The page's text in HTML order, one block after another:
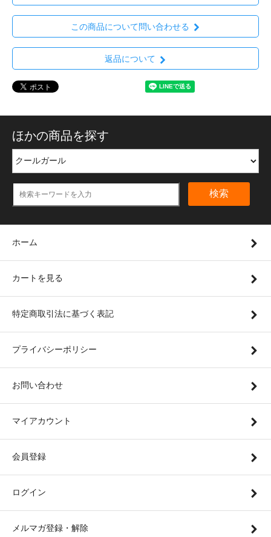
この商品について問い合わせる
返品について
ほかの商品を探す
検索
ホーム
カートを見る
特定商取引法に基づく表記
プライバシーポリシー
お問い合わせ
マイアカウント
会員登録
ログイン
メルマガ登録・解除